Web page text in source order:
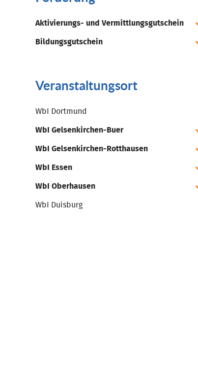
Aktivierungs- und Vermittlungsgutschein
Bildungsgutschein
Veranstaltungsort
WbI Dortmund
WbI Gelsenkirchen-Buer
WbI Gelsenkirchen-Rotthausen
WbI Essen
WbI Oberhausen
WbI Duisburg